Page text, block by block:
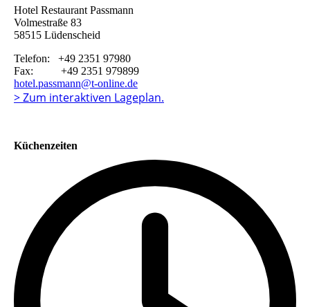
Hotel Restaurant Passmann
Volmestraße 83
58515 Lüdenscheid
Telefon: +49 2351 97980
Fax: +49 2351 979899
hotel.passmann@t-online.de
> Zum interaktiven Lageplan.
Küchenzeiten